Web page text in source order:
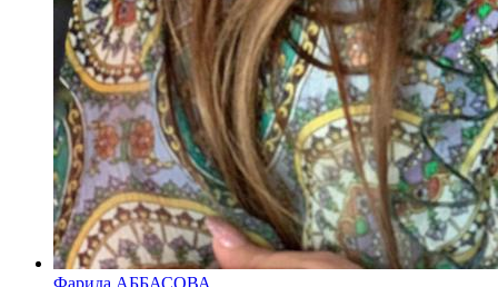
Фарида АББАСОВА